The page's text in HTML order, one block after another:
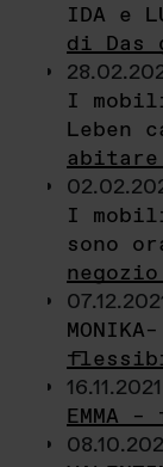
IDA e
di Das
I
Leben
abitare
I
sono
negozio